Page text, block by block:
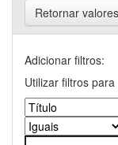
Retornar valores
Adicionar filtros:
Utilizar filtros